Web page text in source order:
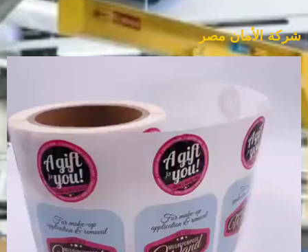
شركة الأمان مصر